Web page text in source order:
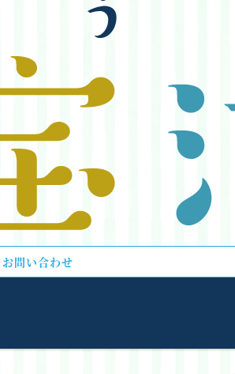
お問い合わせ